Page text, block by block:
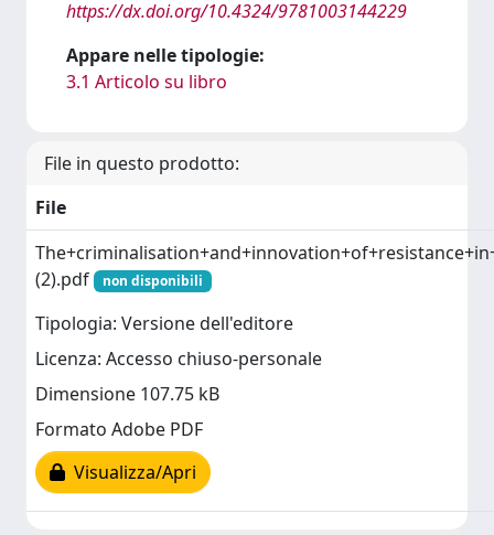
https://dx.doi.org/10.4324/9781003144229
Appare nelle tipologie:
3.1 Articolo su libro
File in questo prodotto:
File
(2).pdf
non disponibili
Tipologia: Versione dell'editore
Licenza: Accesso chiuso-personale
Dimensione 107.75 kB
Formato Adobe PDF
Visualizza/Apri